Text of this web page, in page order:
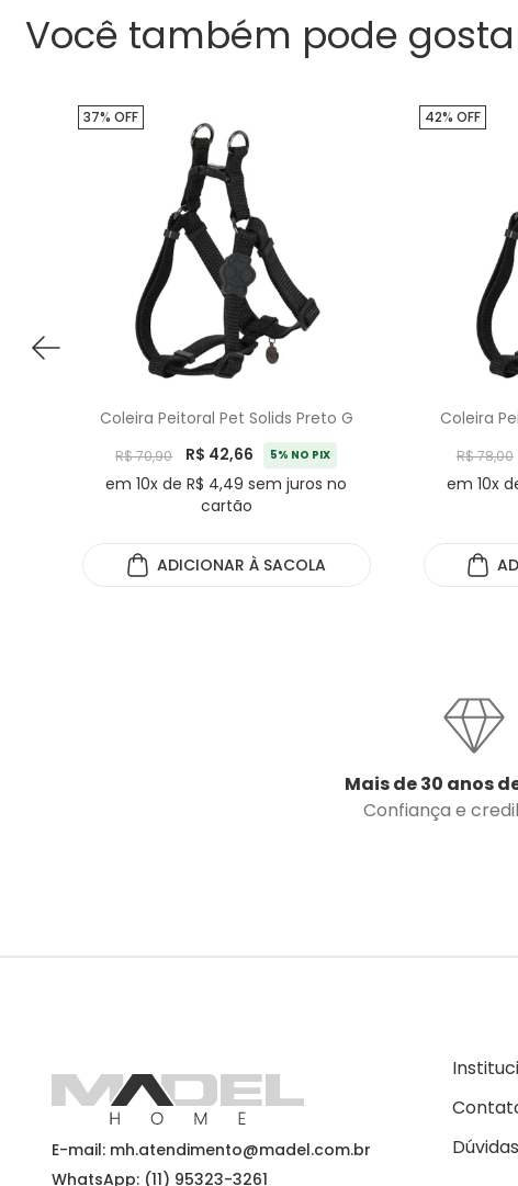
Você também pode
Coleira Peitoral Pet Solids Preto G
R$ 70,90 R$ 42,66 5% NO PIX
em 10x de R$ 4,49 sem juros no
cartão
37% OFF
ADICIONAR À SACOLA
Coleira
R$ 78,00
em 10x
42% OFF
Mais de 30 anos
Confiança e
E-mail: mh.atendimento@madel.com.br
WhatsApp: (11) 95323-3261